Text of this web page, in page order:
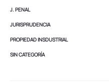
J. PENAL
JURISPRUDENCIA
PROPIEDAD INSDUSTRIAL
SIN CATEGORÍA